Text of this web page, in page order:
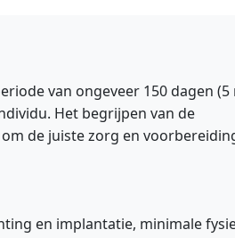
van ongeveer 150 dagen (5
Het begrijpen van de
de juiste zorg en
en implantatie, minimale